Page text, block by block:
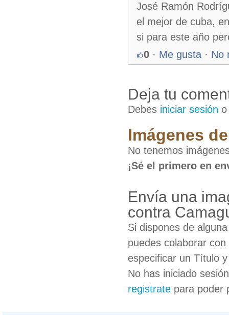
José Ramón
el mejor de cuba,
si para este año
0 · Me gusta · No
Deja tu
Debes iniciar sesión
Imágenes
No tenemos
¡Sé el primero en
Envía una
contra
Si dispones de
puedes colaborar
especificar un Título
No has iniciado
registrate para poder